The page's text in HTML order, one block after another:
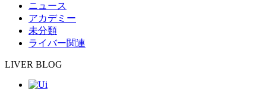
ニュース
アカデミー
未分類
ライバー関連
LIVER BLOG